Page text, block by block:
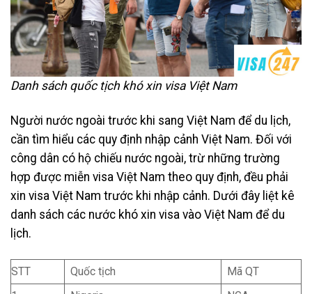
Danh sách quốc tịch khó xin visa Việt Nam
Người nước ngoài trước khi sang Việt Nam để du lịch,
cần tìm hiểu các quy định nhập cảnh Việt Nam. Đối với
công dân có hộ chiếu nước ngoài, trừ những trường
hợp được miễn visa Việt Nam theo quy định, đều phải
xin visa Việt Nam trước khi nhập cảnh. Dưới đây liệt kê
danh sách các nước khó xin visa vào Việt Nam để du
lịch.
STT Quốc tịch
Mã QT